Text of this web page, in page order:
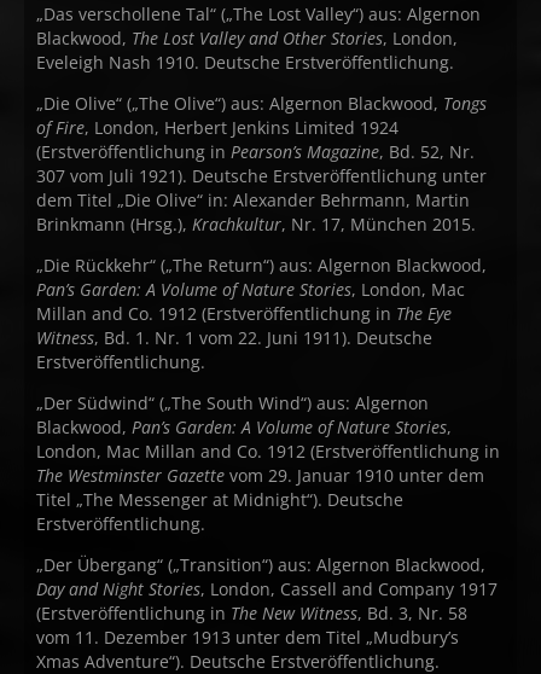
„Das verschollene Tal“ („The Lost Valley“) aus: Algernon
Blackwood, The Lost Valley and Other Stories, London,
Eveleigh Nash 1910. Deutsche Erstveröffentlichung.
„Die Olive“ („The Olive“) aus: Algernon Blackwood, Tongs
of Fire, London, Herbert Jenkins Limited 1924
(Erstveröffentlichung in Pearson’s Magazine, Bd. 52, Nr.
307 vom Juli 1921). Deutsche Erstveröffentlichung unter
dem Titel „Die Olive“ in: Alexander Behrmann, Martin
Brinkmann (Hrsg.), Krachkultur, Nr. 17, München 2015.
„Die Rückkehr“ („The Return“) aus: Algernon Blackwood,
Pan’s Garden: A Volume of Nature Stories, London, Mac
Millan and Co. 1912 (Erstveröffentlichung in The Eye
Witness, Bd. 1. Nr. 1 vom 22. Juni 1911). Deutsche
Erstveröffentlichung.
„Der Südwind“ („The South Wind“) aus: Algernon
Blackwood, Pan’s Garden: A Volume of Nature Stories,
London, Mac Millan and Co. 1912 (Erstveröffentlichung in
The Westminster Gazette vom 29. Januar 1910 unter dem
Titel „The Messenger at Midnight“). Deutsche
Erstveröffentlichung.
„Der Übergang“ („Transition“) aus: Algernon Blackwood,
Day and Night Stories, London, Cassell and Company 1917
(Erstveröffentlichung in The New Witness, Bd. 3, Nr. 58
vom 11. Dezember 1913 unter dem Titel „Mudbury’s
Xmas Adventure“). Deutsche Erstveröffentlichung.